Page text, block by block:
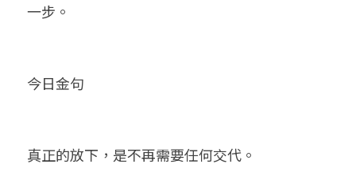
一步。
今日金句
真正的放下，是不再需要任何交代。